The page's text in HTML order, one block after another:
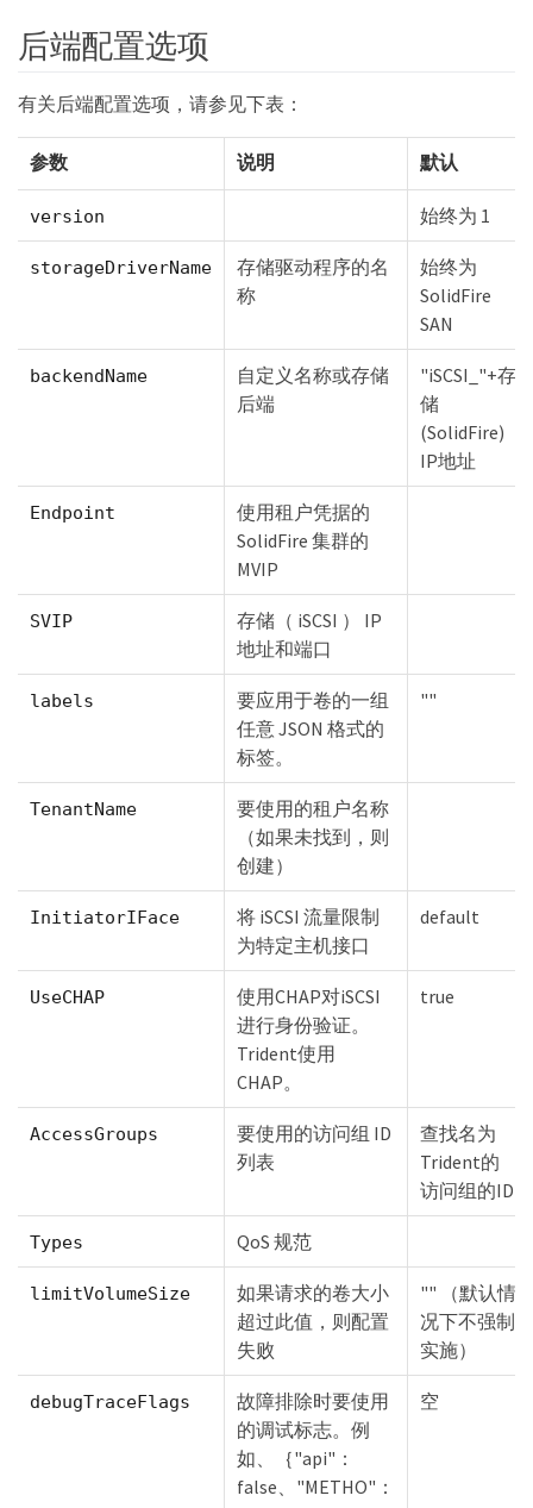
后端配置选项
有关后端配置选项，请参见下表：
参数 说明 默认
version 始终为 1
storageDriverName
存储驱动程序的名
称
始终为
SolidFire
SAN
backendName
自定义名称或存储
后端
"iSCSI_"+存
储
(SolidFire)
IP地址
Endpoint
使用租户凭据的
SolidFire 集群的
MVIP
SVIP
存储（ iSCSI ） IP
地址和端口
labels
要应用于卷的一组
任意 JSON 格式的
标签。
""
TenantName
要使用的租户名称
（如果未找到，则
创建）
InitiatorIFace
将 iSCSI 流量限制
为特定主机接口
default
UseCHAP
使用CHAP对iSCSI
进行身份验证。
Trident使用
CHAP。
true
AccessGroups
要使用的访问组 ID
列表
查找名为
Trident的
访问组的ID
Types QoS 规范
limitVolumeSize
如果请求的卷大小
超过此值，则配置
失败
"" （默认情
况下不强制
实施）
debugTraceFlags
故障排除时要使用
的调试标志。例
如、｛"api"：
false、"METHO"：
空